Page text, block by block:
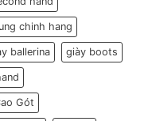
chinh hang
ballerina giày boots
Gót